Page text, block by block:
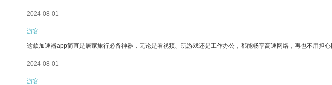
2024-08-01
游客
这款加速器app简直是居家旅行必备神器，无论是看视频、玩游戏还是工作办公，都能畅享高速网络，再也不用担心
2024-08-01
游客